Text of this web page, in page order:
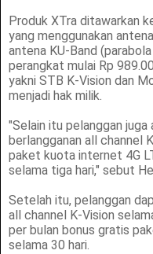
Produk XTra ditawarkan
yang menggunakan
antena KU-Band
perangkat mulai Rp
yakni STB K-Vision dan
menjadi hak milik.
"Selain itu pelanggan
berlangganan all channel
paket kuota internet 4G
selama tiga hari," sebut
Setelah itu, pelanggan
all channel K-Vision
per bulan bonus gratis
selama 30 hari.